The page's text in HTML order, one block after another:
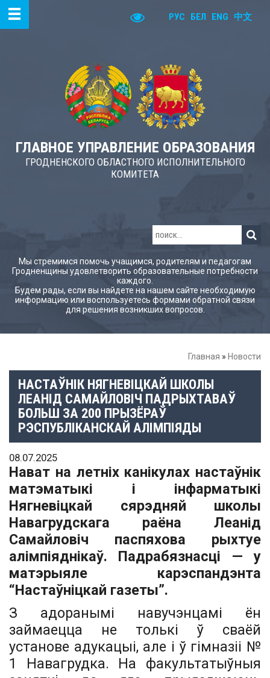
РУС БЕЛ ENG 中文
ГЛАВНОЕ УПРАВЛЕНИЕ ОБРАЗОВАНИЯ
ГРОДНЕНСКОГО ОБЛАСТНОГО ИСПОЛНИТЕЛЬНОГО
КОМИТЕТА
Мы стремимся помочь учащимся, родителям и педагогам
Гродненщины удовлетворить образовательные потребности
каждого.
Будем рады, если вы найдете на нашем сайте необходимую
информацию или воспользуетесь формами обратной связи
для решения возникших вопросов.
Главная » Новости
НАСТАЎНІК НЯГНЕВІЦКАЙ ШКОЛЫ
ЛЕАНІД САМАЙЛОВІЧ ПАДРЫХТАВАЎ
БОЛЬШ ЗА 200 ПРЫЗЁРАЎ
РЭСПУБЛІКАНСКАЙ АЛІМПІЯДЫ
08.07.2025
Нават на летніх канікулах настаўнік
матэматыкі і інфарматыкі
Нягневіцкай сярэдняй школы
Навагрудскага раёна Леанід
Самайловіч паспяхова рыхтуе
алімпіяднікаў. Падрабязнасці — у
матэрыяле карэспандэнта
“Настаўніцкай газеты”.
З адоранымі навучэнцамі ён
займаецца не толькі ў сваёй
установе адукацыі, але і ў гімназіі №
1 Навагрудка. На факультатыўныя